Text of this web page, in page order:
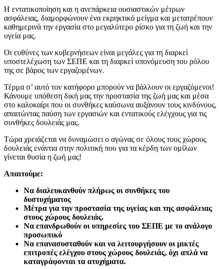
Η εντατικοποίηση και η ανεπάρκεια ουσιαστικών μέτρων
ασφάλειας, διαμορφώνουν ένα εκρηκτικό μείγμα και μετατρέπουν
καθημερινά την εργασία στο μεγαλύτερο ρίσκο για τη ζωή και την
υγεία μας.
Οι ευθύνες των κυβερνήσεων είναι μεγάλες για τη διαρκεί
υποστελέχωση των ΣΕΠΕ και τη διαρκεί υπονόμευση του ρόλου
της σε βάρος των εργαζομένων.
Τέρμα σ’ αυτό τον κατήφορο μπορούν να βάλλουν οι εργαζόμενοι!
Κάνουμε υπόθεση δική μας την προστασία της ζωή μας και μέσα
στο καλοκαίρι που οι συνθήκες καύσωνα αυξάνουν τους κινδύνους,
απαιτώντας παύση των εργασιών και εντατικούς ελέγχους για τις
συνθήκες δουλειάς μας.
Τώρα χρειάζεται να δυναμώσει ο αγώνας σε όλους τους χώρους
δουλειάς ενάντια στην πολιτική που για τα κέρδη των ομίλων
γίνεται θυσία η ζωή μας!
Απαιτούμε:
Να διαλευκανθούν πλήρως οι συνθήκες του
δυστυχήματος
Μέτρα για την προστασία της υγείας και της ασφάλειας
στους χώρους δουλειάς.
Να επανδρωθούν οι υπηρεσίες του ΣΕΠΕ με το ανάλογο
προσωπικό
Να επανασυσταθούν και να λειτουργήσουν οι μικτές
επιτροπές ελέγχου στους χώρους δουλειάς, όχι απλά να
καταγράφονται τα ατυχήματα.